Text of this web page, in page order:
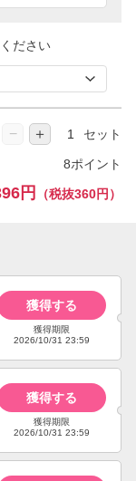
ださい
− ＋ セット
8ポイント
円 （税抜360円）
獲得する
獲得期限
2026/10/31 23:59
獲得する
獲得期限
2026/10/31 23:59